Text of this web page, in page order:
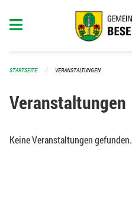
STARTSEITE VERANSTALTUNGEN
Veranstaltungen
Keine Veranstaltungen gefunden.